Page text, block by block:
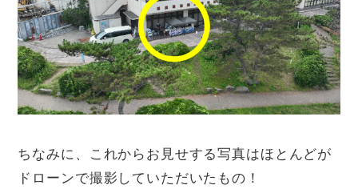
ちなみに、これからお見せする写真はほとんどが
ドローンで撮影していただいたもの！